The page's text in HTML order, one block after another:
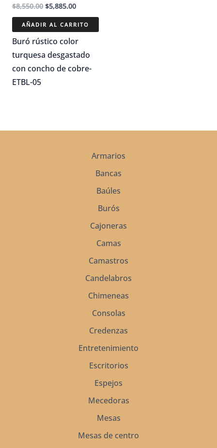
$8,550.00 El
original
era:
$8,550.00.
$5,885.00El
actual
es:
$5,885.00.
AÑADIR AL CARRITO
Buró rústico color
turquesa desgastado
con concho de cobre-
ETBL-05
Armarios
Bancas
Baúles
Burós
Cajoneras
Camas
Camastros
Candelabros
Chimeneas
Consolas
Credenzas
Entretenimiento
Escritorios
Espejos
Mecedoras
Mesas
Mesas de centro